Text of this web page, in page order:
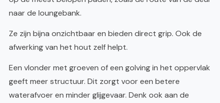
naar de loungebank.
Ze zijn bijna onzichtbaar en bieden direct grip. Ook de
afwerking van het hout zelf helpt.
Een vlonder met groeven of een golving in het oppervlak
geeft meer structuur. Dit zorgt voor een betere
waterafvoer en minder glijgevaar. Denk ook aan de